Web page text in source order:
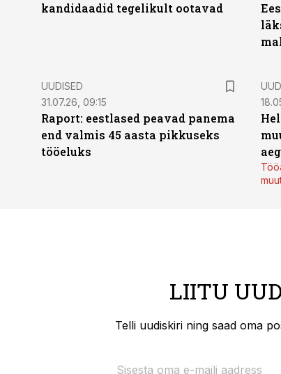
kandidaadid tegelikult ootavad
UUDISED
31.07.26, 09:15
Raport: eestlased peavad panema
end valmis 45 aasta pikkuseks
tööeluks
LIITU
Telli uudiskiri ning saad oma